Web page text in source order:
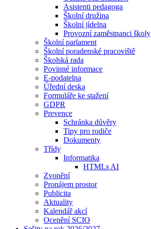
Asistenti pedagoga
Školní družina
Školní jídelna
Provozní zaměstnanci školy
Školní parlament
Školní poradenské pracoviště
Školská rada
Povinné informace
E-podatelna
Úřední deska
Formuláře ke stažení
GDPR
Prevence
Schránka důvěry
Tipy pro rodiče
Dokumenty
Třídy
Informatika
HTMLs AI
Zvonění
Pronájem prostor
Publicita
Aktuality
Kalendář akcí
Ocenění SCIO